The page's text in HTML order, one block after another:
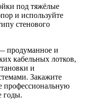
под тяжёлые
и используйте
стенового
продуманное и
кабельных лотков,
и
Закажите
профессиональную
годы.